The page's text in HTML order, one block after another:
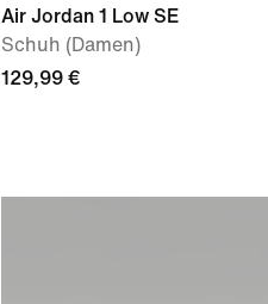
Air Jordan 1 Low SE
Schuh (Damen)
129,99 €